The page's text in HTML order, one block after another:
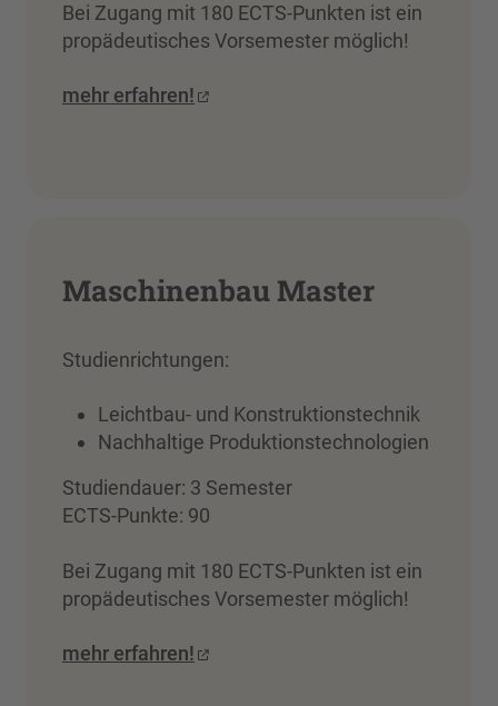
Bei Zugang mit 180 ECTS-Punkten ist ein
propädeutisches Vorsemester möglich!
mehr erfahren!
Maschinenbau Master
Studienrichtungen:
Leichtbau- und Konstruktionstechnik
Nachhaltige Produktionstechnologien
Studiendauer: 3 Semester
ECTS-Punkte: 90
Bei Zugang mit 180 ECTS-Punkten ist ein
propädeutisches Vorsemester möglich!
mehr erfahren!